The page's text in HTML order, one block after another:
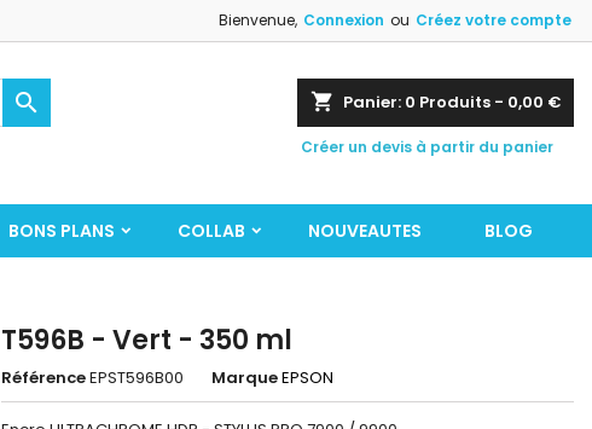
Bienvenue, Connexion ou Créez votre compte
shopping_cart Panier: 0 Produits - 0,00 €
Créer un devis à partir du panier

BONS PLANS COLLAB NOUVEAUTES BLOG
T596B - Vert - 350 ml
RéférenceEPST596B00 MarqueEPSON